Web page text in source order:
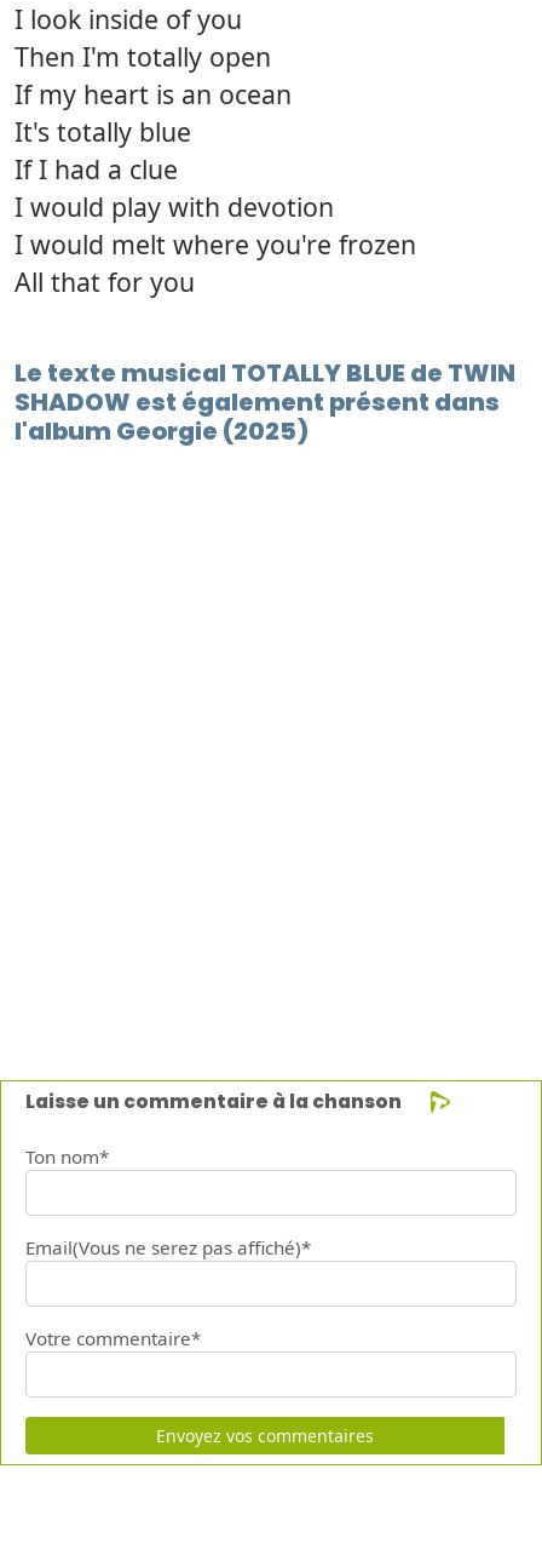
I look inside of you
Then I'm totally open
If my heart is an ocean
It's totally blue
If I had a clue
I would play with devotion
I would melt where you're frozen
All that for you
Le texte musical TOTALLY BLUE de TWIN
SHADOW est également présent dans
l'album Georgie (2025)
Laisse un commentaire à la chanson
Ton nom*
Email(Vous ne serez pas affiché)*
Votre commentaire*
Envoyez vos commentaires